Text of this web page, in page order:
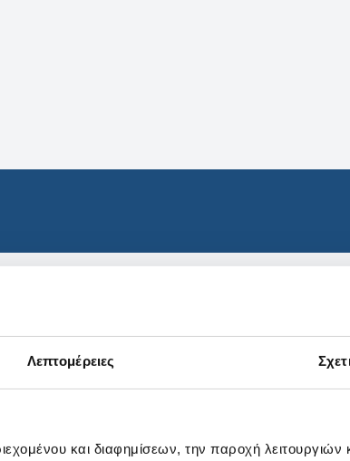
Λεπτομέρειες
και διαφημίσεων, την παροχή λειτουργιών
προϊόντα με τα